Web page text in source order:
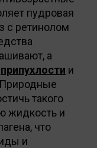
пудровая
с ретинолом
а
припухлости и
такого
жидкость и
что
и